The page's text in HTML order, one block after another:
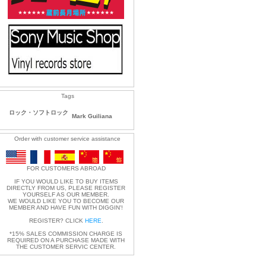
Tags
ロック・ソフトロック
Mark Guiliana
Order with customer service assistance
FOR CUSTOMERS ABROAD
IF YOU WOULD LIKE TO BUY ITEMS
DIRECTLY FROM US, PLEASE REGISTER
YOURSELF AS OUR MEMBER.
WE WOULD LIKE YOU TO BECOME OUR
MEMBER AND HAVE FUN WITH DIGGIN'!
REGISTER? CLICK HERE
*15% SALES COMMISSION CHARGE IS
REQUIRED ON A PURCHASE MADE WITH
THE CUSTOMER SERVIC CENTER.